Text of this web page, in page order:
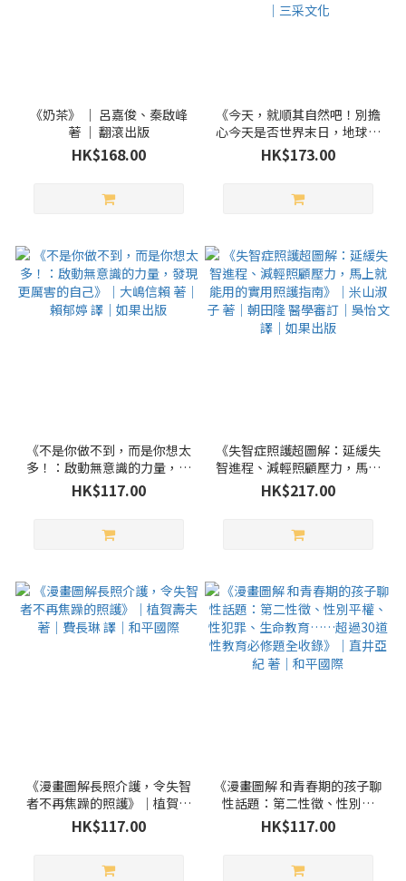
《奶茶》 ｜ 呂嘉俊、秦啟峰
著 ｜ 翻滾出版
HK$168.00
《今天，就順其自然吧！別擔
心今天是否世界末日，地球某
處已經明天了，SNOOPY史努
比的定心禪智慧（附金句貼
｜林佩瑾 譯｜三采文化
HK$173.00
《不是你做不到，而是你想太
多！：啟動無意識的力量，發
現更厲害的自己》｜大嶋信賴
著｜賴郁婷 譯｜如果出版
HK$117.00
《失智症照護超圖解：延緩失
智進程、減輕照顧壓力，馬上
就能用的實用照護指南》｜米
山淑子 著｜朝田隆 醫學審訂
HK$217.00
《漫畫圖解長照介護，令失智
者不再焦躁的照護》｜植賀壽
夫 著｜費長琳 譯｜和平國際
HK$117.00
《漫畫圖解 和青春期的孩子聊
性話題：第二性徵、性別平
權、性犯罪、生命教育……超
過30道性教育必修題全收錄》
HK$117.00